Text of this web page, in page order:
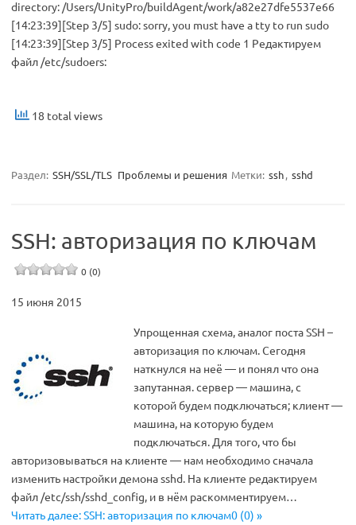
directory: /Users/UnityPro/buildAgent/work/a82e27dfe5537e66
[14:23:39][Step 3/5] sudo: sorry, you must have a tty to run sudo
[14:23:39][Step 3/5] Process exited with code 1 Редактируем
файл /etc/sudoers:
18 total views
Раздел: SSH/SSL/TLS Проблемы и решения Метки: ssh, sshd
SSH: авторизация по ключам
0 (0)
15 июня 2015
Упрощенная схема, аналог поста SSH –
авторизация по ключам. Сегодня
наткнулся на неё — и понял что она
запутанная. сервер — машина, с
которой будем подключаться; клиент —
машина, на которую будем
подключаться. Для того, что бы
авторизовываться на клиенте — нам необходимо сначала
изменить настройки демона sshd. На клиенте редактируем
файл /etc/ssh/sshd_config, и в нём раскомментируем…
Читать далее: SSH: авторизация по ключам0 (0) »